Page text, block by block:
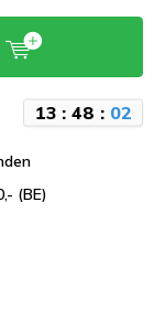
13: 48 : 02
(BE)